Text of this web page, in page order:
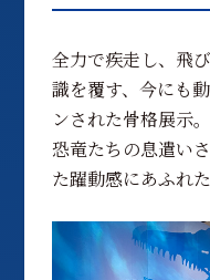
全力で疾走し、飛
識を覆す、今にも
ンされた骨格展示。
恐竜たちの息遣い
た躍動感にあふれ